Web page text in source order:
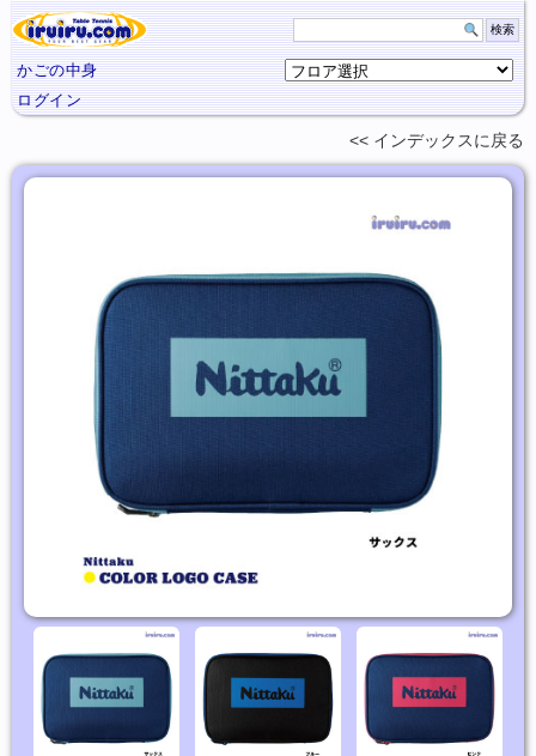
かごの中身
ログイン
インデックスに 戻る